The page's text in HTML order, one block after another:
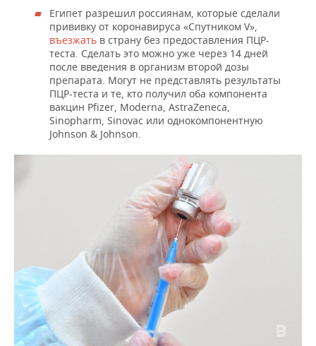
Египет разрешил россиянам, которые сделали
прививку от коронавируса «Спутником V»,
въезжать в страну без предоставления ПЦР-
теста. Сделать это можно уже через 14 дней
после введения в организм второй дозы
препарата. Могут не представлять результаты
ПЦР-теста и те, кто получил оба компонента
вакцин Pfizer, Moderna, AstraZeneca,
Sinopharm, Sinovac или однокомпонентную
Johnson & Johnson.